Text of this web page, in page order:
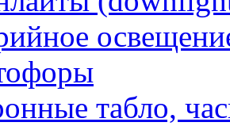
табло,